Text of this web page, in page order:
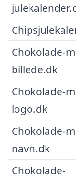
Chokolade-
billede.dk
Chokolade-
logo.dk
Chokolade-
navn.dk
Chokolade-